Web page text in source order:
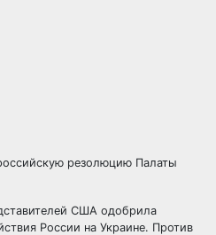
резолюцию Палаты
США одобрила
России на Украине. Против